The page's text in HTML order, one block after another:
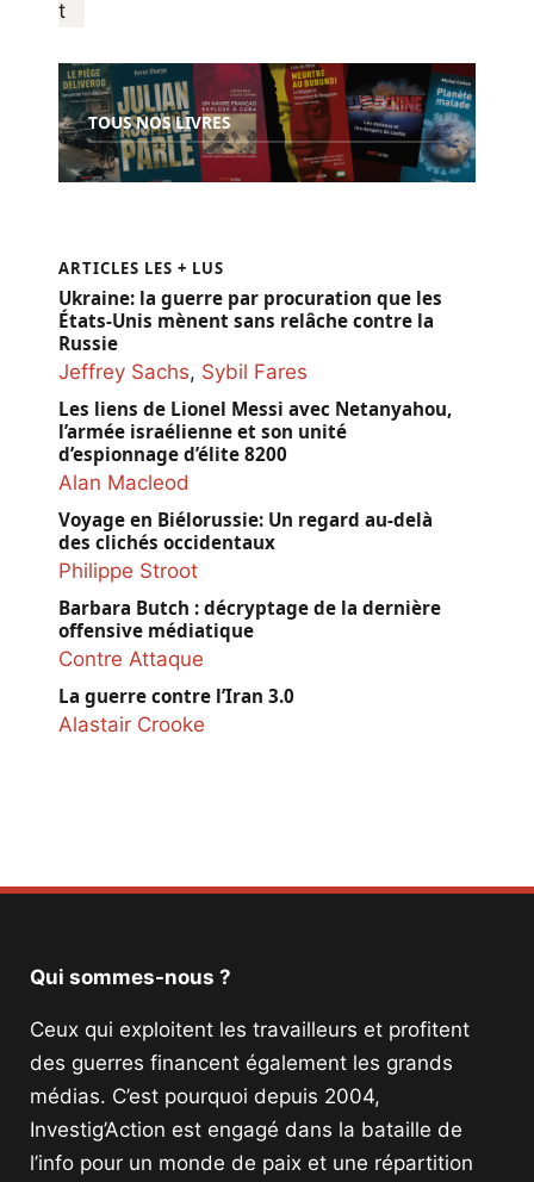
TOUS NOS LIVRES
ARTICLES LES + LUS
Ukraine: la guerre par procuration que les
États-Unis mènent sans relâche contre la
Russie
Jeffrey Sachs, Sybil Fares
Les liens de Lionel Messi avec Netanyahou,
l’armée israélienne et son unité
d’espionnage d’élite 8200
Alan Macleod
Voyage en Biélorussie: Un regard au-delà
des clichés occidentaux
Philippe Stroot
Barbara Butch : décryptage de la dernière
offensive médiatique
Contre Attaque
La guerre contre l’Iran 3.0
Alastair Crooke
Qui sommes-nous ?
Ceux qui exploitent les travailleurs et profitent
des guerres financent également les grands
médias. C’est pourquoi depuis 2004,
Investig’Action est engagé dans la bataille de
l’info pour un monde de paix et une répartition